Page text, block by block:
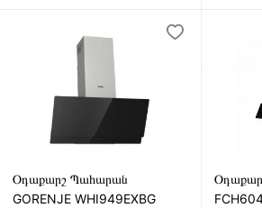
Օդաքարշ Պահարան
GORENJE WHI949EXBG